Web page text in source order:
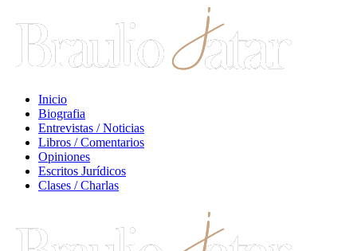
Inicio
Biografia
Entrevistas / Noticias
Libros / Comentarios
Opiniones
Escritos Jurídicos
Clases / Charlas